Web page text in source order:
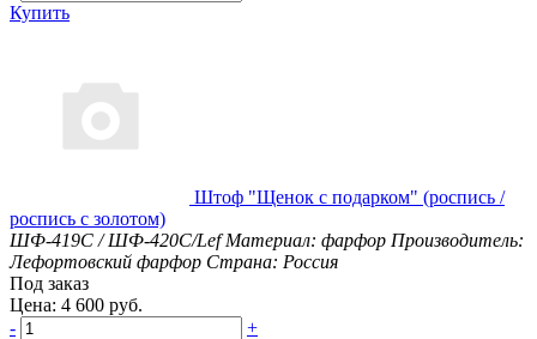
Купить
Штоф "Щенок с подарком" (роспись /
роспись с золотом)
ШФ-419С / ШФ-420С/Lef Материал: фарфор Производитель:
Лефортовский фарфор Страна: Россия
Под заказ
Цена: 4 600 руб.
-
+